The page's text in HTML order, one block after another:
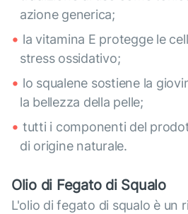
azione generica;
la vitamina E protegge le
stress ossidativo;
lo squalene sostiene la
la bellezza della pelle;
tutti i componenti del
di origine naturale.
Olio di Fegato di Squalo
L'olio di fegato di squalo è un